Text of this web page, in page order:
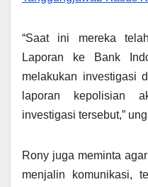
“Saat ini mereka
Laporan ke Bank
melakukan investigasi
laporan kepolisian
investigasi tersebut,”
Rony juga meminta
menjalin komunikasi,